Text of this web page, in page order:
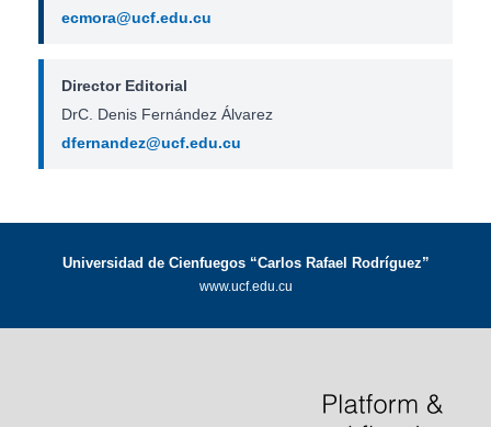
ecmora@ucf.edu.cu
Director Editorial
DrC. Denis Fernández Álvarez
dfernandez@ucf.edu.cu
Universidad de Cienfuegos “Carlos Rafael Rodríguez”
www.ucf.edu.cu